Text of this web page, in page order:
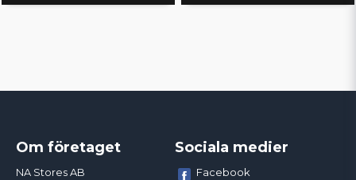
Om företaget
NA Stores AB
Sociala medier
Facebook